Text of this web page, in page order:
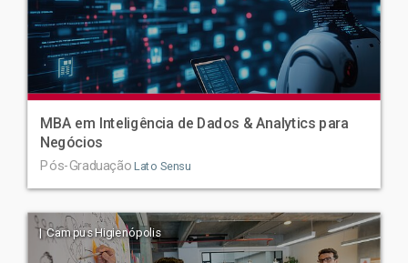
MBA em Inteligência de Dados & Analytics para
Negócios
Pós-Graduação Lato Sensu
| Campus Higienópolis